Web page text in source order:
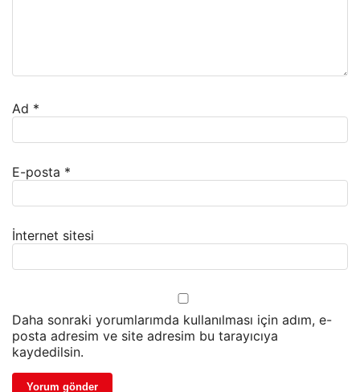
Ad *
E-posta *
İnternet sitesi
Daha sonraki yorumlarımda kullanılması için adım, e-
posta adresim ve site adresim bu tarayıcıya
kaydedilsin.